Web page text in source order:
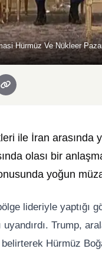
Hürmüz Ve Nükleer
ile İran arasında
olası bir
yoğun
lideriyle yaptığı
Trump,
Hürmüz